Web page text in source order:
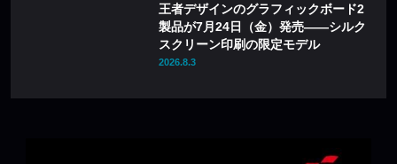
王者デザインのグラフィックボード2
製品が7月24日（金）発売——シルク
スクリーン印刷の限定モデル
2026.8.3